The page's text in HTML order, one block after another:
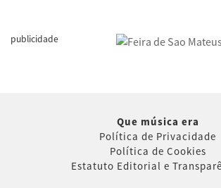
publicidade
Que música era
Política de Privacidade
Política de Cookies
Estatuto Editorial e